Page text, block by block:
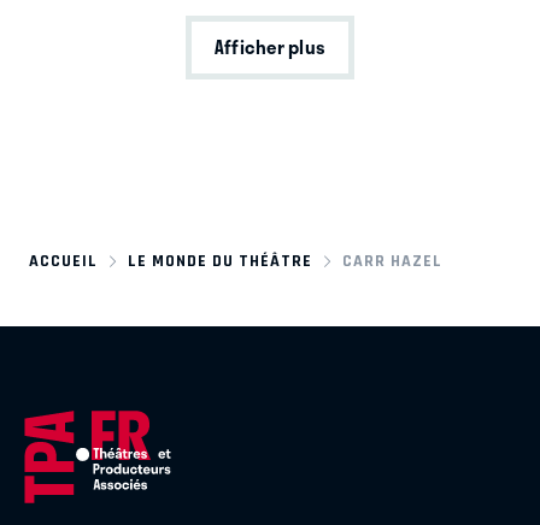
Afficher plus
ACCUEIL LE MONDE DU THÉÂTRE CARR HAZEL